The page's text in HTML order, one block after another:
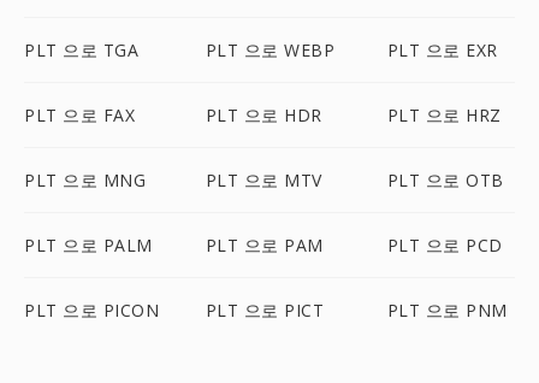
PLT 으로 TGA PLT 으로 WEBP PLT 으로 EXR
PLT 으로 FAX PLT 으로 HDR PLT 으로 HRZ
PLT 으로 MNG PLT 으로 MTV PLT 으로 OTB
PLT 으로 PALM PLT 으로 PAM PLT 으로 PCD
PLT 으로 PICON PLT 으로 PICT PLT 으로 PNM